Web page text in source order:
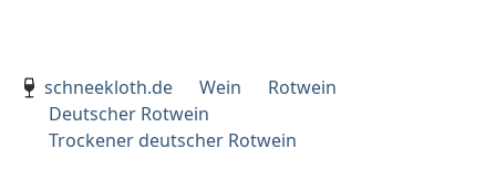
schneekloth.de
Wein
Rotwein
Deutscher Rotwein
Trockener deutscher Rotwein